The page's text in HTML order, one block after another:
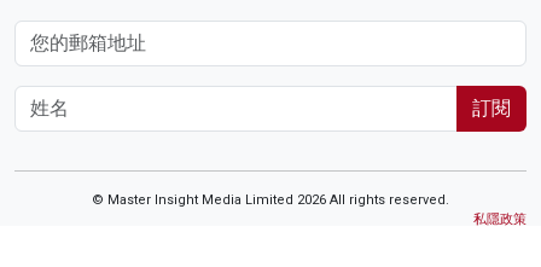
訂閱
© Master Insight Media Limited 2026 All rights reserved.
私隱政策